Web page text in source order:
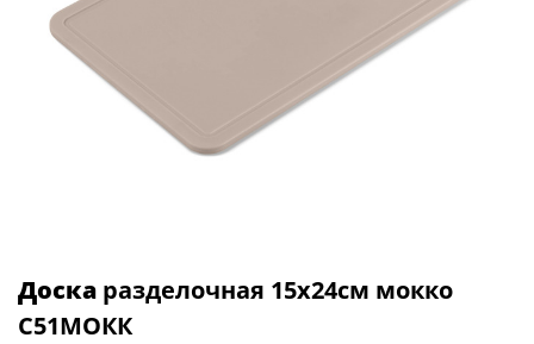
Доска разделочная 15x24см мокко
С51МОКК